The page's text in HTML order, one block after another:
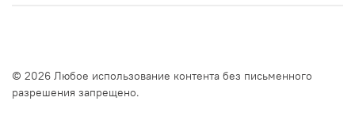
© 2026 Любое использование контента без письменного
разрешения запрещено.